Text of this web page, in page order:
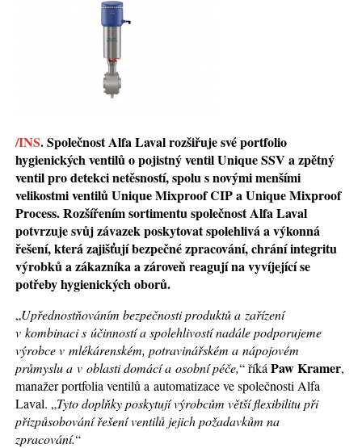
/INS. Společnost Alfa Laval rozšiřuje své portfolio
hygienických ventilů o pojistný ventil Unique SSV a zpětný
ventil pro detekci netěsností, spolu s novými menšími
velikostmi ventilů Unique Mixproof CIP a Unique Mixproof
Process. Rozšířením sortimentu společnost Alfa Laval
potvrzuje svůj závazek poskytovat spolehlivá a výkonná
řešení, která zajišťují bezpečné zpracování, chrání integritu
výrobků a zákazníka a zároveň reagují na vyvíjející se
potřeby hygienických oborů.
„Upřednostňováním bezpečnosti produktů a zařízení
v kombinaci s účinností a spolehlivostí nadále podporujeme
výrobce v mlékárenském, potravinářském a nápojovém
průmyslu a v oblasti domácí a osobní péče,“ říkáPaw Kramer,
manažer portfolia ventilů a automatizace ve společnosti Alfa
Laval. „Tyto doplňky poskytují výrobcům větší flexibilitu při
přizpůsobování řešení ventilů jejich požadavkům na
zpracování.“